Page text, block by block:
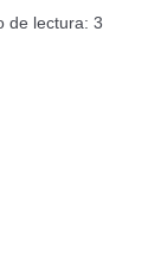
de lectura: 3